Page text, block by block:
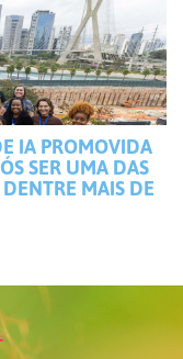
IA PROMOVIDA
SER UMA DAS
MAIS DE